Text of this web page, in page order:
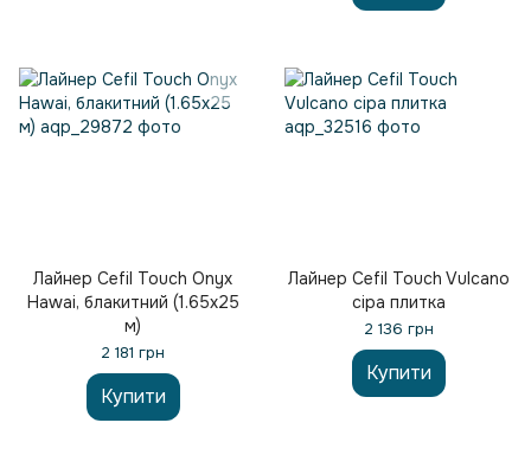
Лайнер Cefil Touch Onyx
Hawai, блакитний (1.65x25
м)
2 181 грн
Купити
Лайнер Cefil Touch Vulcano
сіра плитка
2 136 грн
Купити